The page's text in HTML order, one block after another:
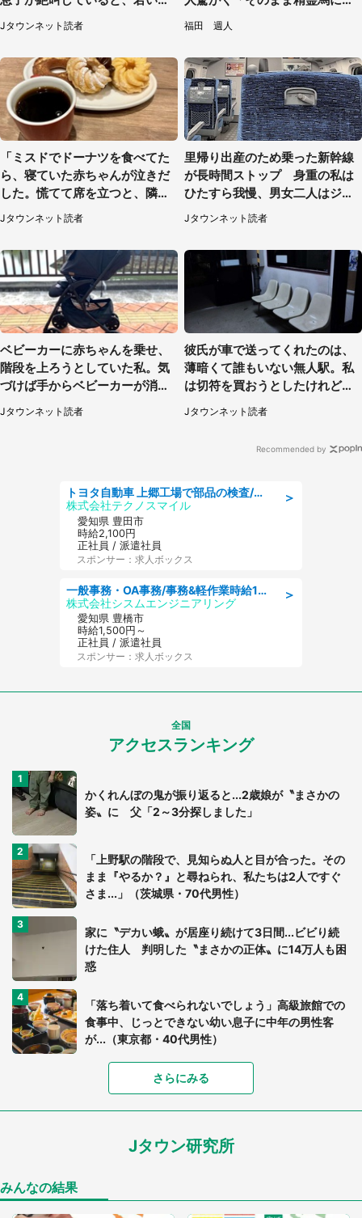
ップルの乗客が...（東京都・60
代女性）
Jタウンネット読者
えそう」
福田 週人
「ミスドでドーナツを食べてた
ら、寝ていた赤ちゃんが泣きだ
した。慌てて席を立つと、隣の
席の男子中学生が」（静岡・30
代女性）
Jタウンネット読者
里帰り出産のため乗った新幹線
が長時間ストップ 身重の私は
ひたすら我慢、男女二人はジュ
ースを買ってきて（50代女性）
Jタウンネット読者
ベビーカーに赤ちゃんを乗せ、
階段を上ろうとしていた私。気
づけば手からベビーカーが消え
ていて（神奈川県・60代女性）
Jタウンネット読者
彼氏が車で送ってくれたのは、
薄暗くて誰もいない無人駅。私
は切符を買おうとしたけれど
（山形県・20代女性）
Jタウンネット読者
Recommended by
＞
トヨタ自動車 上郷工場で部品の検査/特典168万/tutumi
株式会社テクノスマイル
愛知県 豊田市
時給2,100円
正社員 / 派遣社員
スポンサー：求人ボックス
＞
一般事務・OA事務/事務&軽作業時給1500円土日祝休み各種社保完備
株式会社シスムエンジニアリング
愛知県 豊橋市
時給1,500円～
正社員 / 派遣社員
スポンサー：求人ボックス
全国
アクセスランキング
かくれんぼの鬼が振り返ると...2歳娘が〝まさかの
姿〟に 父「2～3分探しました」
「上野駅の階段で、見知らぬ人と目が合った。その
まま『やるか？』と尋ねられ、私たちは2人ですぐ
さま...」（茨城県・70代男性）
家に〝デカい蛾〟が居座り続けて3日間...ビビり続
けた住人 判明した〝まさかの正体〟に14万人も困
惑
「落ち着いて食べられないでしょう」高級旅館での
食事中、じっとできない幼い息子に中年の男性客
が...（東京都・40代男性）
「富豪すぎ」1歳息子の〝店頭駄々こね〟の内容に1.
7万人驚がく 「お菓子売り場ならまだしも...」「ハ
ードル高い」
あまりにも四角すぎる猫、激写される 「これもう
さらにみる
Jタウン研究所
みんなの結果